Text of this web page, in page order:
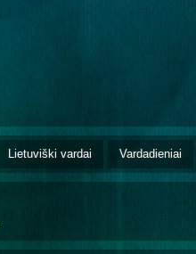
Lietuviški vardai Vardadieniai